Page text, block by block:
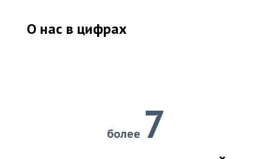
О нас в цифрах
более 7